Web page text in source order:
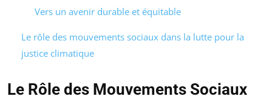
Vers un avenir durable et équitable
Le rôle des mouvements sociaux dans la lutte pour la
justice climatique
Le Rôle des Mouvements Sociaux